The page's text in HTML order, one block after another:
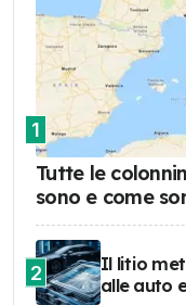
1
Tutte le
sono e come
2
Il litio
alle auto